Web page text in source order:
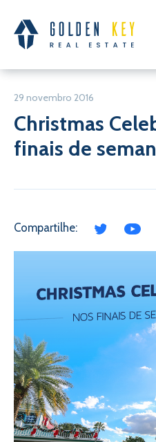
29 novembro 2016
Christmas
finais de
Compartilhe: